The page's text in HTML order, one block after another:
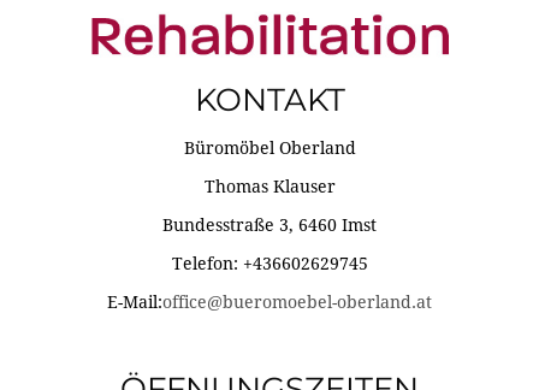
KONTAKT
Büromöbel Oberland
Thomas Klauser
Bundesstraße 3, 6460 Imst
Telefon: +436602629745
E-Mail:office@bueromoebel-oberland.at